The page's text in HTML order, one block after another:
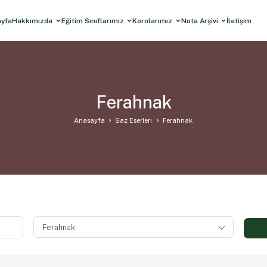
Hakkımızda Eğitim Sınıflarımız Korolarımız Nota Arşivi İletişim
Ferahnak
Anasayfa Saz Eserleri Ferahnak